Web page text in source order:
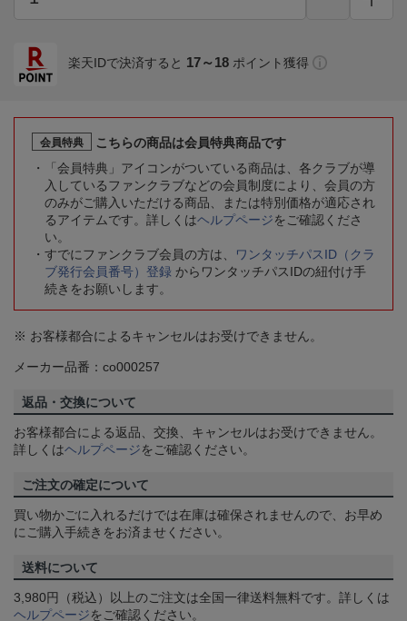
楽天IDで決済すると 17～18 ポイント獲得
会員特典
こちらの商品は会員特典商品です
「会員特典」アイコンがついている商品は、各クラブが導
入しているファンクラブなどの会員制度により、会員の方
のみがご購入いただける商品、または特別価格が適応され
るアイテムです。詳しくはヘルプページをご確認くださ
い。
すでにファンクラブ会員の方は、
ワンタッチパスID（クラ
ブ発行会員番号）登録 からワンタッチパスIDの紐付け手
続きをお願いします。
※ お客様都合によるキャンセルはお受けできません。
メーカー品番：co000257
返品・交換について
お客様都合による返品、交換、キャンセルはお受けできません。
詳しくはヘルプページをご確認ください。
ご注文の確定について
買い物かごに入れるだけでは在庫は確保されませんので、お早め
にご購入手続きをお済ませください。
送料について
3,980円（税込）以上のご注文は全国一律送料無料です。詳しくは
ヘルプページをご確認ください。